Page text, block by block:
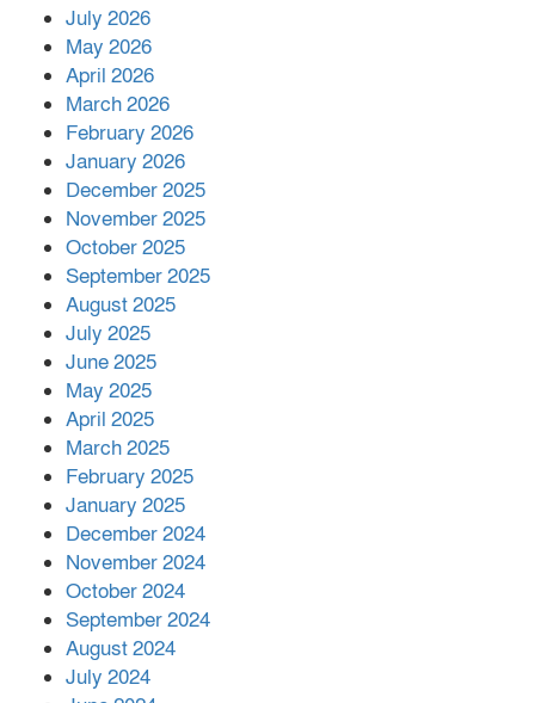
পর ফোন তারেক রহমানের,গ্যাস সঙ্কট
সহায়তা দিলেন সাচিং প্রু জেরী
July 2026
May 2026
April 2026
March 2026
February 2026
January 2026
December 2025
November 2025
October 2025
September 2025
August 2025
July 2025
June 2025
May 2025
April 2025
March 2025
February 2025
January 2025
December 2024
November 2024
October 2024
September 2024
August 2024
July 2024